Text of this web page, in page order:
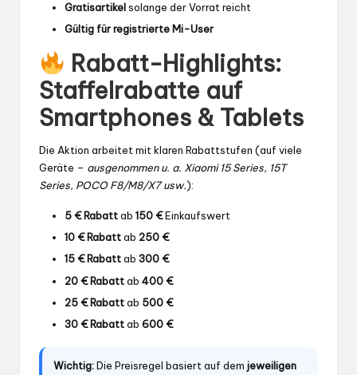
Gratisartikelsolange der Vorrat reicht
Gültig für registrierte Mi-User
Rabatt-Highlights:
Staffelrabatte auf
Smartphones & Tablets
Die Aktion arbeitet mit klaren Rabattstufen (auf viele
Geräte – ausgenommen u. a. Xiaomi 15 Series, 15T
Series, POCO F8/M8/X7 usw.):
5 € Rabattab 150 €Einkaufswert
10 € Rabattab 250 €
15 € Rabattab 300 €
20 € Rabattab 400 €
25 € Rabattab 500 €
30 € Rabattab 600 €
Wichtig:Die Preisregel basiert auf dem jeweiligen